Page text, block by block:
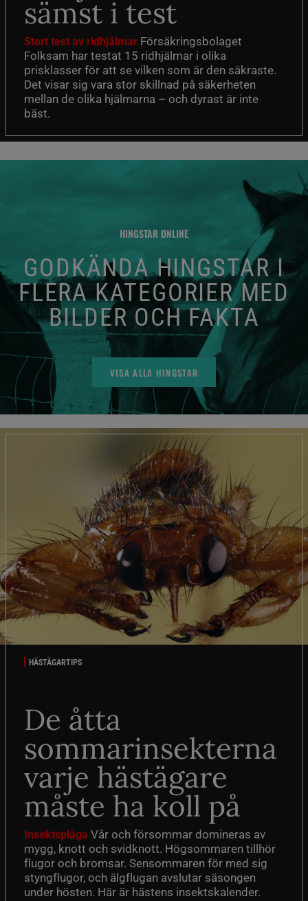
sämst i test
Stort test av ridhjälmar Försäkringsbolaget
Folksam har testat 15 ridhjälmar i olika
prisklasser för att se vilken som är den säkraste.
Det visar sig vara stor skillnad på säkerheten
mellan de olika hjälmarna – och dyrast är inte
bäst.
HINGSTAR ONLINE
GODKÄNDA HINGSTAR I
FLERA KATEGORIER MED
BILDER OCH FAKTA
VISA ALLA HINGSTAR
HÄSTÄGARTIPS
De åtta
sommarinsekterna
varje hästägare
måste ha koll på
Insektsplåga Vår och försommar domineras av
mygg, knott och svidknott. Högsommaren tillhör
flugor och bromsar. Sensommaren för med sig
styngflugor, och älgflugan avslutar säsongen
under hösten. Här är hästens insektskalender.